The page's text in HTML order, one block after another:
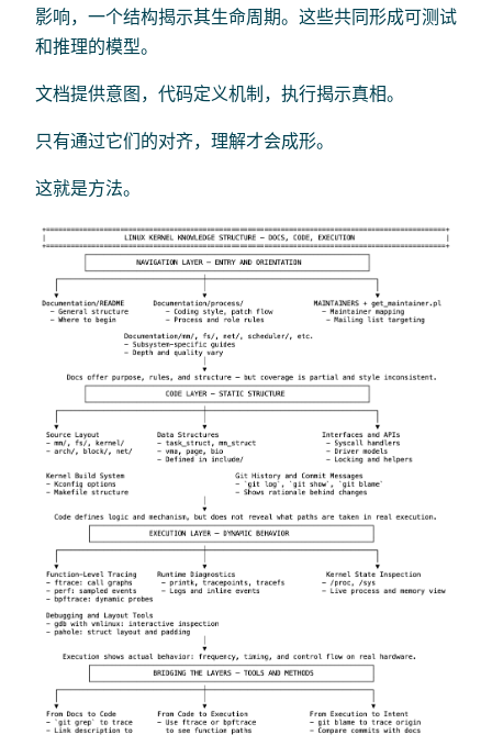
影响，一个结构揭示其生命周期。这些共同形成可测试
和推理的模型。
文档提供意图，代码定义机制，执行揭示真相。
只有通过它们的对齐，理解才会成形。
这就是方法。